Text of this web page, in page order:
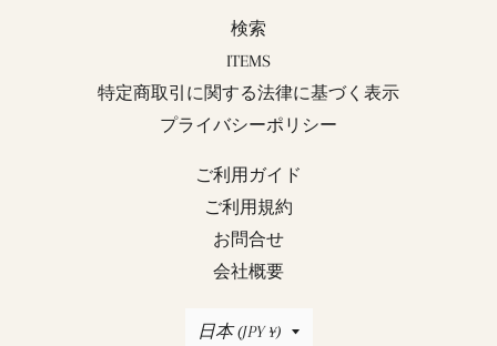
検索
ITEMS
特定商取引に関する法律に基づく表示
プライバシーポリシー
ご利用ガイド
ご利用規約
お問合せ
会社概要
国/
日本 (JPY ¥)